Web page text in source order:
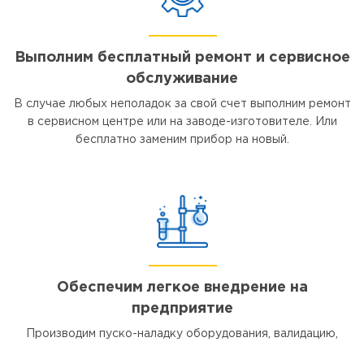
Выполним бесплатный ремонт и сервисное
обслуживание
В случае любых неполадок за свой счет выполним ремонт
в сервисном центре или на заводе-изготовителе. Или
бесплатно заменим прибор на новый.
Обеспечим легкое внедрение на
предприятие
Производим пуско-наладку оборудования, валидацию,